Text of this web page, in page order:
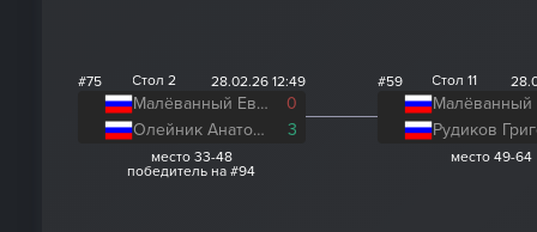
#75 Стол 2 28.02.26 12:49
Малёванный Евгений
0
Олейник Анатолий
3
место 33-48
победитель на #94
#59 Стол 11
место 49-64